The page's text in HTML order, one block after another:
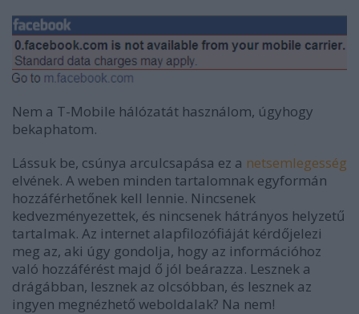
Nem a T-Mobile hálózatát használom, úgyhogy
bekaphatom.
Lássuk be, csúnya arculcsapása ez a netsemlegesség
elvének. A weben minden tartalomnak egyformán
hozzáférhetőnek kell lennie. Nincsenek
kedvezményezettek, és nincsenek hátrányos helyzetű
tartalmak. Az internet alapfilozófiáját kérdőjelezi
meg az, aki úgy gondolja, hogy az információhoz
való hozzáférést majd ő jól beárazza. Lesznek a
drágábban, lesznek az olcsóbban, és lesznek az
ingyen megnézhető weboldalak? Na nem!